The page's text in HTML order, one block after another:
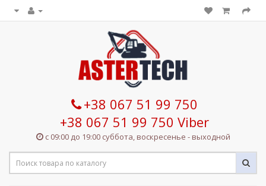
+38 067 51 99 750
+38 067 51 99 750 Viber
с 09:00 до 19:00 суббота, воскресенье - выходной